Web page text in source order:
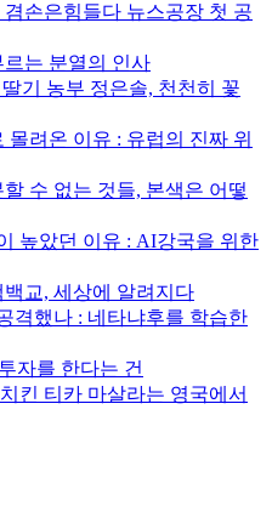
손은힘들다 뉴스공장 첫 공
는 분열의 인사
기 농부 정은솔, 천천히 꽃
려온 이유 : 유럽의 진짜 위
수 없는 것들, 본색은 어떻
높았던 이유 : AI강국을 위한
교, 세상에 알려지다
격했나 : 네타냐후를 학습한
자를 한다는 건
킨 티카 마살라는 영국에서